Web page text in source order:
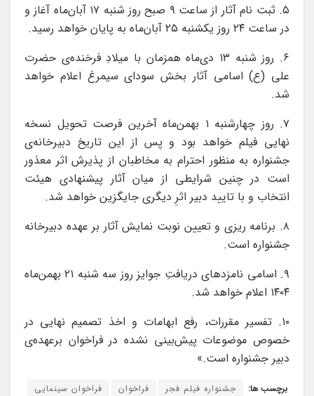
۵. ثبت نام آثار از ساعت ۹ صبح روز شنبه ۱۷ آبان‌ماه آغاز و
در ساعت ۲۴ روز یکشنبه ۲۵ آبان‌ماه به پایان خواهد رسید.
۶. روز شنبه ۱۳ دی‌ماه همزمان با میلادِ فرخنده‌ی حضرت
علی (ع) اسامی آثار بخش سودای سیمرغ اعلام خواهد
شد.
۷. روز چهارشنبه ۱ بهمن‌ماه آخرین فرصت تحویل نسخه
نهایی فیلم خواهد بود و پس از این تاریخ دبیرخانه‌ی
جشنواره به منظور احترام به مخاطبان از پذیرش اثر معذور
است در چنین شرایطی از میان آثار پیشنهادی هیئت
انتخاب و با تایید دبیر اثرِ دیگری جایگزین خواهد شد.
۸. برنامه ریزی و تعیین نوبت نمایش آثار بر عهده دبیرخانه
جشنواره است.
۹. اسامی نامزدهای دریافتِ جوایز روز سه شنبه ۲۱ بهمن‌ماه
۱۴۰۴ اعلام خواهد شد.
۱۰. تفسیر مقررات، رفع ابهامات و اخذ تصمیم نهایی در
خصوص موضوعات پیش‌بینی نشده در فراخوان برعهده‌ی
دبیر جشنواره است.»
برچسب ها: جشنواره فیلم فجر فراخوان فراخوان سینمایی